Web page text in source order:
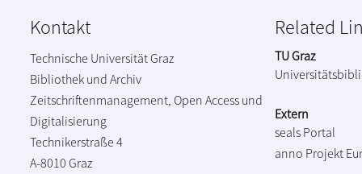
Kontakt
Technische Universität Graz
Bibliothek und Archiv
Zeitschriftenmanagement, Open Access und
Digitalisierung
Technikerstraße 4
A-8010 Graz
Related
TU Graz
Extern
seals Portal
anno Projekt